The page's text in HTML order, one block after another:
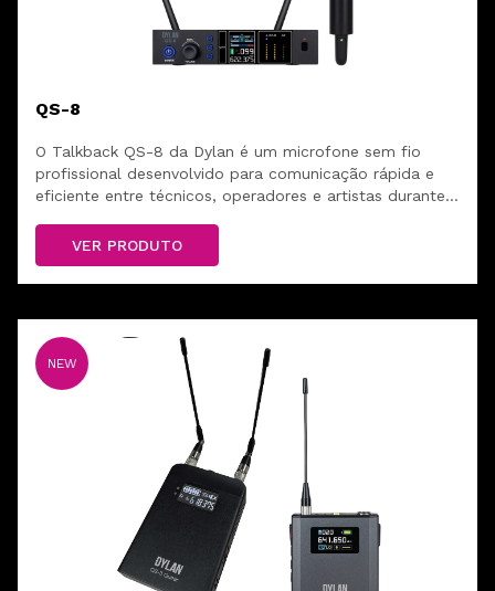
QS-8
O Talkback QS-8 da Dylan é um microfone sem fio
profissional desenvolvido para comunicação rápida e
eficiente entre técnicos, operadores e artistas durante
VER PRODUTO
NEW